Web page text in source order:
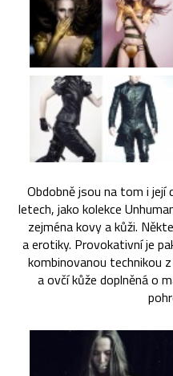
Obdobně jsou na tom i její
letech, jako kolekce
zejména kovy a kůži.
a erotiky. Provokativní je
kombinovanou technikou
a ovčí kůže doplněná o